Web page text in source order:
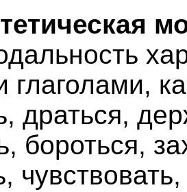
глаголами,
драться,
бороться,